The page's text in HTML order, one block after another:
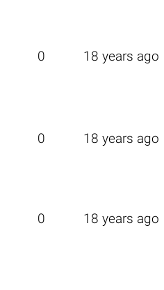
0 18 years ago
0 18 years ago
0 18 years ago